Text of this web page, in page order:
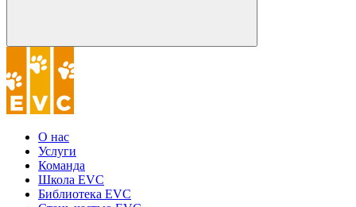
О нас
Услуги
Команда
Школа EVC
Библиотека EVC